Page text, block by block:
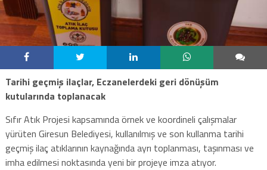
Tarihi geçmiş ilaçlar, Eczanelerdeki geri dönüşüm
kutularında toplanacak
Sıfır Atık Projesi kapsamında örnek ve koordineli çalışmalar
yürüten Giresun Belediyesi, kullanılmış ve son kullanma tarihi
geçmiş ilaç atıklarının kaynağında ayrı toplanması, taşınması ve
imha edilmesi noktasında yeni bir projeye imza atıyor.